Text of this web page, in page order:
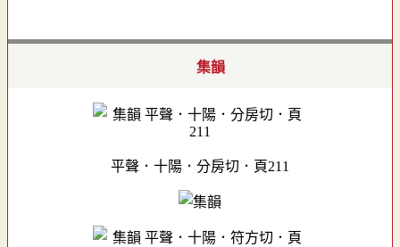
集韻
平聲．十陽．分房切．頁211